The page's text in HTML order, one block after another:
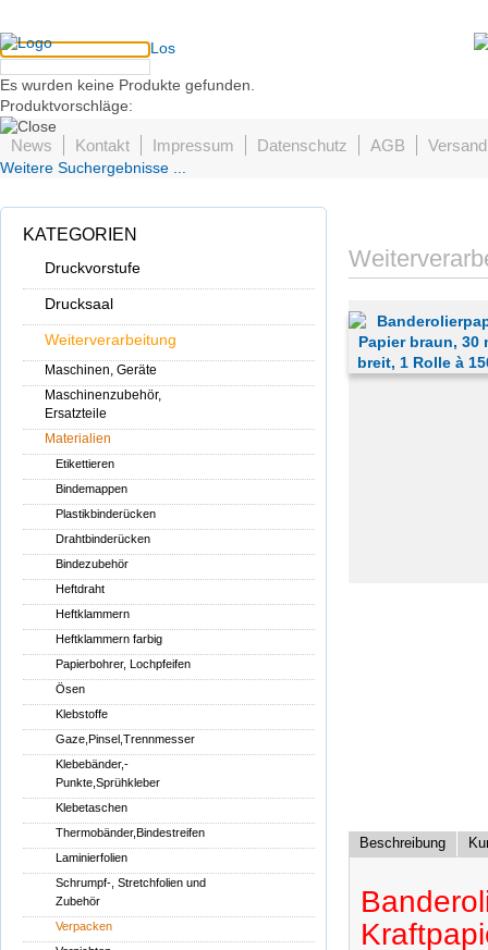
News Kontakt Impressum Datenschutz AGB
Los
Es wurden keine Produkte gefunden.
Produktvorschläge:
Weitere Suchergebnisse ...
KATEGORIEN
Druckvorstufe
Drucksaal
Weiterverarbeitung
Maschinen, Geräte
Maschinenzubehör,
Ersatzteile
Materialien
Etikettieren
Bindemappen
Plastikbinderücken
Drahtbinderücken
Bindezubehör
Heftdraht
Heftklammern
Heftklammern farbig
Papierbohrer, Lochpfeifen
Ösen
Klebstoffe
Gaze,Pinsel,Trennmesser
Klebebänder,-
Punkte,Sprühkleber
Klebetaschen
Thermobänder,Bindestreifen
Laminierfolien
Schrumpf-, Stretchfolien und
Zubehör
Verpacken
Beschreibung